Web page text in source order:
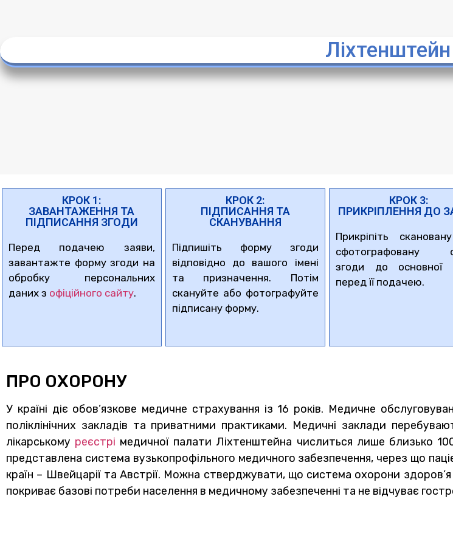
Ліхтенштейн
КРОК 1:
ЗАВАНТАЖЕННЯ ТА
ПІДПИСАННЯ ЗГОДИ
Перед подачею заяви,
завантажте форму згоди на
обробку персональних
даних з офіційного сайту.
КРОК 2:
ПІДПИСАННЯ ТА
СКАНУВАННЯ
Підпишіть форму згоди
відповідно до вашого імені
та призначення. Потім
скануйте або фотографуйте
підписану форму.
КРОК 3:
ПРИКРІПЛЕННЯ ДО
Прикріпіть
сфотографовану
згоди до основної
перед її подачею.
ПРО ОХОРОНУ
У країні діє обов’язкове медичне страхування із 16 років. Медичне
поліклінічних закладів та приватними практиками. Медичні заклади
лікарському реєстрі медичної палати Ліхтенштейна числиться лише близько
представлена ​​система вузькопрофільного медичного забезпечення, через що
країн – Швейцарії та Австрії. Можна стверджувати, що система охорони
покриває базові потреби населення в медичному забезпеченні та не відчуває